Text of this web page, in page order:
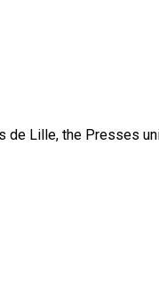
Lille, the Presses